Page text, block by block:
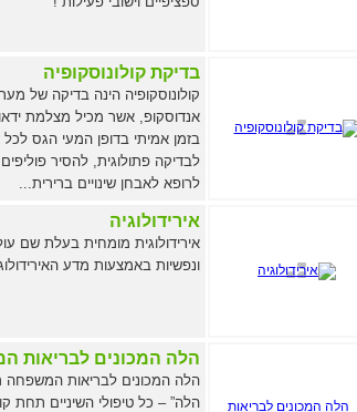
בדיקת קולונוסקופיה
קולונוסקופיה הינה בדיקה של
אנדוסקופ, אשר מכיל מצלמת
בזמן אמיתי בדופן המעי הגס לכל
לבדיקה פתולוגית, להסיר
לרופא לאבחן שינויים ברירית...
אירידולוגיה
אירידולוגית מומחית בעלת שם
ונפשיות באמצעות מדע
הלה המכונים לבריאות
הלה המכונים לבריאות המשפחה
הלה” – כל טיפולי השיניים